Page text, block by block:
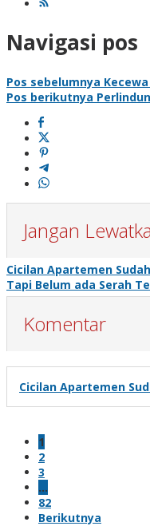
Navigasi pos
Pos sebelumnya
Pos berikutnya
Jangan
Cicilan Apartemen
Tapi Belum ada Serah
Komentar
Cicilan Apartemen
1
2
3
…
82
Berikutnya